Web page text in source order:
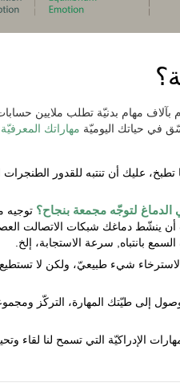
بآلاف مهام بدنيّة تطلب ملايين
في حياتك اليوميّة مهاراتك المعرفيّة
تطبخ، عليك أن تنتبه للقدور الطنجرات
الدماغ لتوجّه مجمعة بنجاح؟ توجيه
ينشّط دماغك شبكات الاتصالت
السمع بانتباه, سرعة الاستجابة، إلخ.
شيء طبيعيّ، ولكن لا
إلى طيّتك المهارة، التركّز
الإدراكيّة التي تسمح لنا لقاء